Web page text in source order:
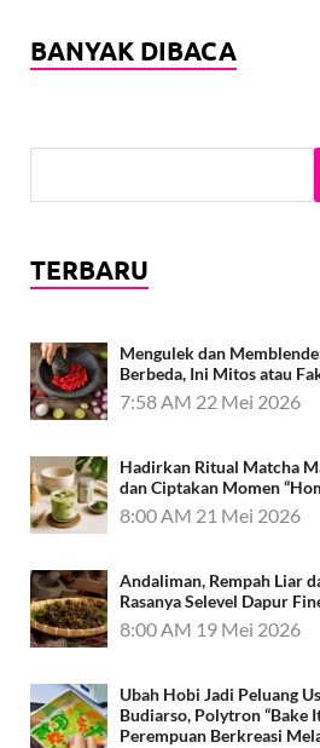
BANYAK DIBACA
TERBARU
Mengulek dan
Berbeda, Ini Mitos atau
7:58 AM 22 Mei 2026
Hadirkan Ritual Matcha
dan Ciptakan Momen
8:00 AM 21 Mei 2026
Andaliman, Rempah Liar
Rasanya Selevel Dapur
8:00 AM 19 Mei 2026
Ubah Hobi Jadi Peluang
Budiarso, Polytron “Bake
Perempuan Berkreasi